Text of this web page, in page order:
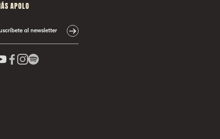
APOLO
al newsletter